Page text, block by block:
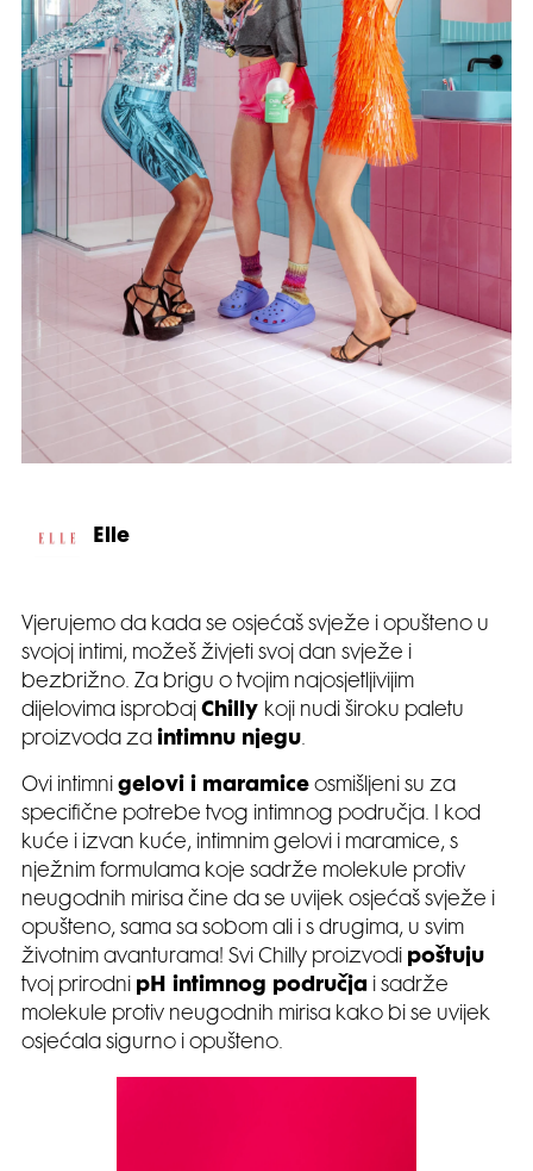
Elle
Vjerujemo da kada se osjećaš svježe i opušteno u
svojoj intimi, možeš živjeti svoj dan svježe i
bezbrižno. Za brigu o tvojim najosjetljivijim
dijelovima isprobaj Chilly koji nudi široku paletu
proizvoda za intimnu njegu.
Ovi intimni gelovi i maramice osmišljeni su za
specifične potrebe tvog intimnog područja. I kod
kuće i izvan kuće, intimnim gelovi i maramice, s
nježnim formulama koje sadrže molekule protiv
neugodnih mirisa čine da se uvijek osjećaš svježe i
opušteno, sama sa sobom ali i s drugima, u svim
životnim avanturama! Svi Chilly proizvodi poštuju
tvoj prirodni pH intimnog područja i sadrže
molekule protiv neugodnih mirisa kako bi se uvijek
osjećala sigurno i opušteno.